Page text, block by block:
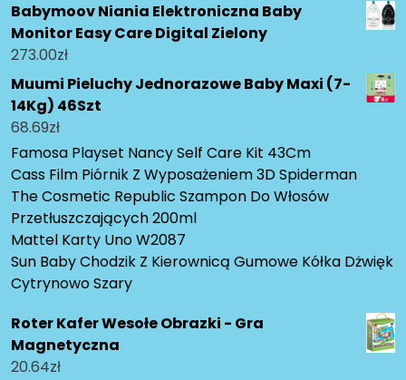
Babymoov Niania Elektroniczna Baby
Monitor Easy Care Digital Zielony
273.00zł
Muumi Pieluchy Jednorazowe Baby Maxi (7-
14Kg) 46Szt
68.69zł
Famosa Playset Nancy Self Care Kit 43Cm
Cass Film Piórnik Z Wyposażeniem 3D Spiderman
The Cosmetic Republic Szampon Do Włosów
Przetłuszczających 200ml
Mattel Karty Uno W2087
Sun Baby Chodzik Z Kierownicą Gumowe Kółka Dżwięk
Cytrynowo Szary
Roter Kafer Wesołe Obrazki - Gra
Magnetyczna
20.64zł